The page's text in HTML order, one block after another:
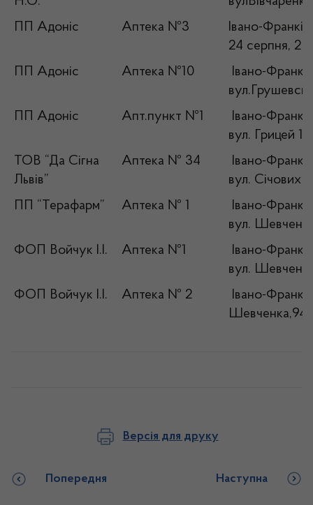
ПП Адоніс
Аптека №3
Івано-
24 серпня, 2
ПП Адоніс
Аптека №10
Івано-
ПП Адоніс
Апт.пункт №1
Івано-
вул. Грицей
ТОВ “Да Сігна
Львів”
Аптека № 34
Івано-
вул. Січових
ПП “Терафарм”
Аптека № 1
Івано-
вул.
ФОП Войчук І.І.
Аптека №1
Івано-
вул.
ФОП Войчук І.І.
Аптека № 2
Івано-
Шевченка,94
Версія для друку
Попередня Наступна